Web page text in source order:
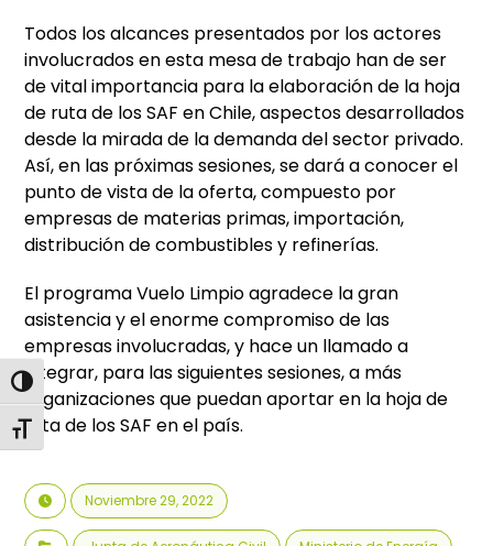
Alternar alto contraste
Alternar tamaño de letra
Todos los alcances presentados por los actores
involucrados en esta mesa de trabajo han de ser
de vital importancia para la elaboración de la hoja
de ruta de los SAF en Chile, aspectos desarrollados
desde la mirada de la demanda del sector privado.
Así, en las próximas sesiones, se dará a conocer el
punto de vista de la oferta, compuesto por
empresas de materias primas, importación,
distribución de combustibles y refinerías.
El programa Vuelo Limpio agradece la gran
asistencia y el enorme compromiso de las
empresas involucradas, y hace un llamado a
integrar, para las siguientes sesiones, a más
organizaciones que puedan aportar en la hoja de
ruta de los SAF en el país.
Noviembre 29, 2022